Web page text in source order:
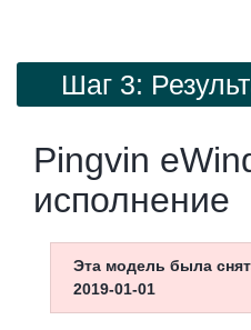
Шаг 3:
Pingvin
исполнение
Эта модель была
2019-01-01